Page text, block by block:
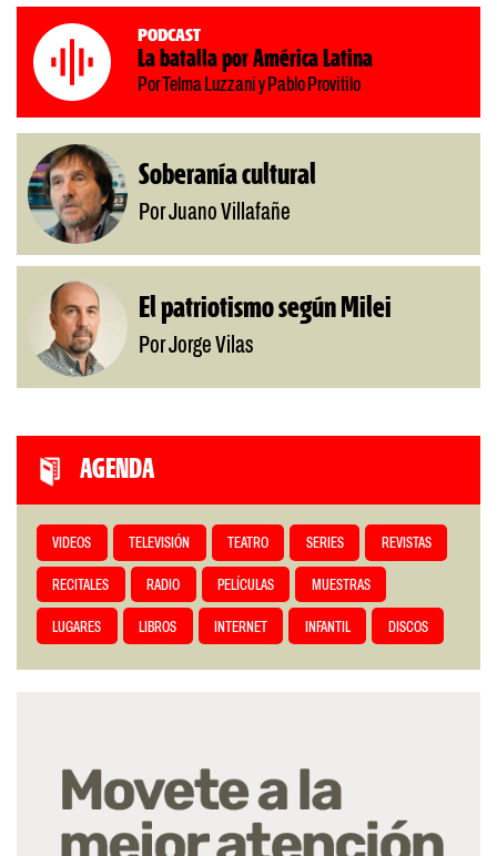
Podcast
La batalla por América Latina
Por Telma Luzzani y Pablo Provitilo
Soberanía cultural
Por Juano Villafañe
El patriotismo según Milei
Por Jorge Vilas
AGENDA
VIDEOS TELEVISIÓN TEATRO SERIES REVISTAS
RECITALES RADIO PELÍCULAS MUESTRAS
LUGARES LIBROS INTERNET INFANTIL DISCOS